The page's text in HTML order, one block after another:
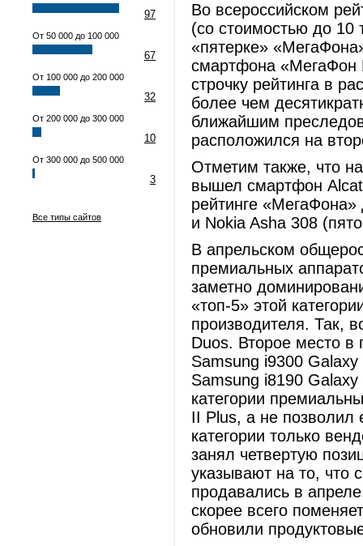
97
От 50 000 до 100 000
67
От 100 000 до 200 000
32
От 200 000 до 300 000
10
От 300 000 до 500 000
3
Все типы сайтов
Во всероссийском
(со стоимостью до 10
«пятерке»
смартфона «МегаФон
строчку рейтинга в
более чем
ближайшим
расположился на
Отметим также, что
вышел смартфон
рейтинге «МегаФона»
и Nokia Asha 308
В апрельском
премиальных
заметно
«топ-5» этой
производителя. Так,
Duos. Второе место в
Samsung i9300
Samsung i8190
категории
II Plus, а не позволил
категории только
занял четвертую
указывают на то,
продавались в
скорее всего
обновили